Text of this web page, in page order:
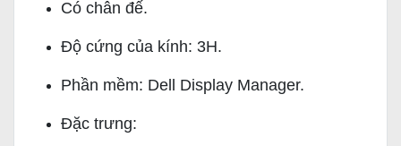
Có chân đế.
Độ cứng của kính: 3H.
Phần mềm: Dell Display Manager.
Đặc trưng: